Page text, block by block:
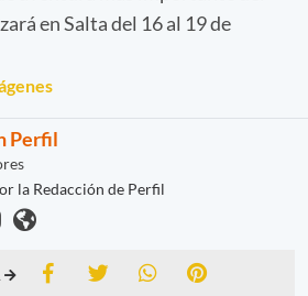
en Salta del 16 al 19 de
Perfil
la Redacción de Perfil